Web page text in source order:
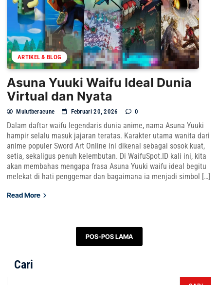
ARTIKEL & BLOG
Asuna Yuuki Waifu Ideal Dunia
Virtual dan Nyata
Mulutberacune Februari 20, 2026 0
Dalam daftar waifu legendaris dunia anime, nama Asuna Yuuki
hampir selalu masuk jajaran teratas. Karakter utama wanita dari
anime populer Sword Art Online ini dikenal sebagai sosok kuat,
setia, sekaligus penuh kelembutan. Di WaifuSpot.ID kali ini, kita
akan membahas mengapa frasa Asuna Yuuki waifu ideal begitu
melekat di hati penggemar dan bagaimana ia menjadi simbol […]
Read More
POS-POS LAMA
Cari